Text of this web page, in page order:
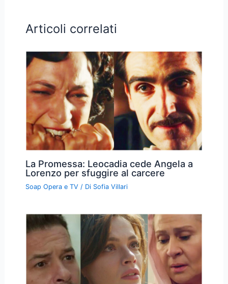
Articoli correlati
La Promessa: Leocadia cede Angela a
Lorenzo per sfuggire al carcere
Soap Opera e TV / Di Sofia Villari